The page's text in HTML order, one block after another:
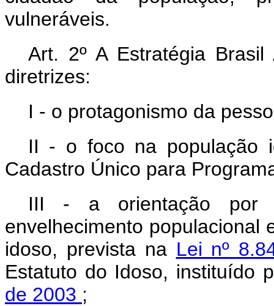
vulneráveis.
Art. 2º A Estratégia
diretrizes:
I - o protagonismo da
II - o foco na população
Cadastro Único para
III - a orientação por
envelhecimento populacional
idoso, prevista na Lei nº
Estatuto do Idoso, instituído
de 2003 ;